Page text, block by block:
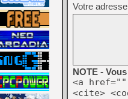
Votre
NOTE -
<a
<cite>